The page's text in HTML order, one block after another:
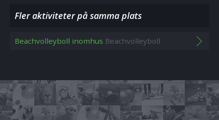
Fler aktiviteter på samma plats
Beachvolleyboll inomhus Beachvolleyboll